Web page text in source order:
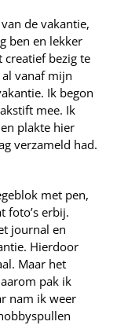
de vakantie,
ben en lekker
bezig te
vanaf mijn
Ik begon
mee. Ik
plakte hier
verzameld had.
met pen,
foto’s erbij.
journal en
Hierdoor
Maar het
pak ik
nam ik weer